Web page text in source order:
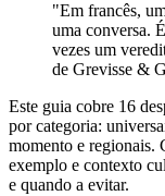
"Em francês,
uma conversa.
vezes um
de Grevisse &
Este guia cobre 16
por categoria:
momento e regionais.
exemplo e contexto
e quando a evitar.